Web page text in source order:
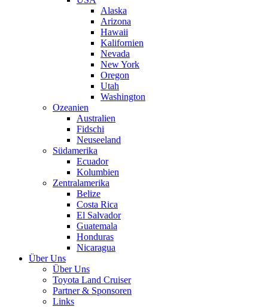
Alaska
Arizona
Hawaii
Kalifornien
Nevada
New York
Oregon
Utah
Washington
Ozeanien
Australien
Fidschi
Neuseeland
Südamerika
Ecuador
Kolumbien
Zentralamerika
Belize
Costa Rica
El Salvador
Guatemala
Honduras
Nicaragua
Über Uns
Über Uns
Toyota Land Cruiser
Partner & Sponsoren
Links